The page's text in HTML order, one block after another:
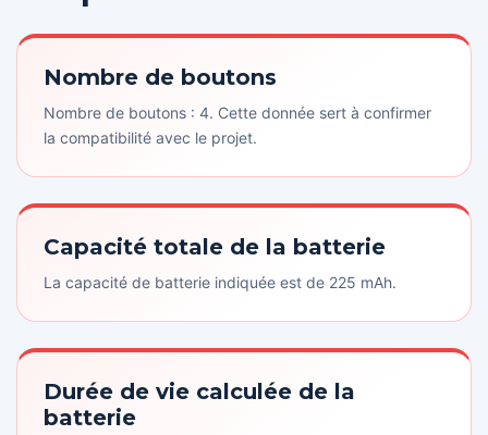
Nombre de boutons
Nombre de boutons : 4. Cette donnée sert à confirmer
la compatibilité avec le projet.
Capacité totale de la batterie
La capacité de batterie indiquée est de 225 mAh.
Durée de vie calculée de la
batterie